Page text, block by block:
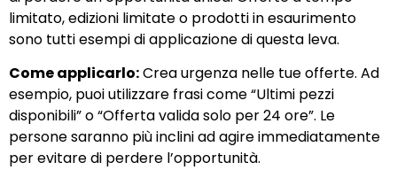
limitato, edizioni limitate o prodotti in esaurimento
sono tutti esempi di applicazione di questa leva.
Come applicarlo:Crea urgenza nelle tue offerte. Ad
esempio, puoi utilizzare frasi come “Ultimi pezzi
disponibili” o “Offerta valida solo per 24 ore”. Le
persone saranno più inclini ad agire immediatamente
per evitare di perdere l’opportunità.